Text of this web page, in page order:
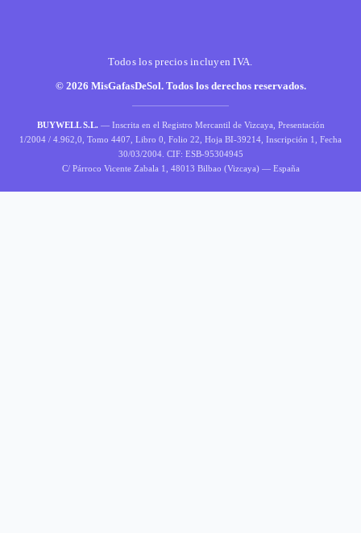
Todos los precios incluyen IVA.
© 2026 MisGafasDeSol. Todos los derechos reservados.
BUYWELL S.L. — Inscrita en el Registro Mercantil de Vizcaya, Presentación
1/2004 / 4.962,0, Tomo 4407, Libro 0, Folio 22, Hoja BI-39214, Inscripción 1, Fecha
30/03/2004. CIF: ESB-95304945
C/ Párroco Vicente Zabala 1, 48013 Bilbao (Vizcaya) — España